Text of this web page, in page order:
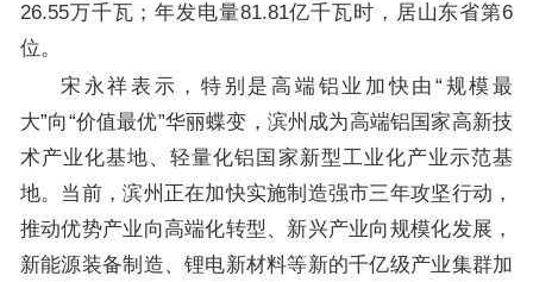
26.55万千瓦；年发电量81.81亿千瓦时，居山东省第6
位。
宋永祥表示，特别是高端铝业加快由“规模最
大”向“价值最优”华丽蝶变，滨州成为高端铝国家高新技
术产业化基地、轻量化铝国家新型工业化产业示范基
地。当前，滨州正在加快实施制造强市三年攻坚行动，
推动优势产业向高端化转型、新兴产业向规模化发展，
新能源装备制造、锂电新材料等新的千亿级产业集群加